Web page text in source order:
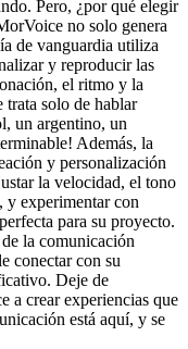
Pero, ¿por qué elegir
no solo genera
de vanguardia utiliza
y reproducir las
el ritmo y la
trata solo de hablar
un argentino, un
Además, la
y personalización
la velocidad, el tono
y experimentar con
para su proyecto.
la comunicación
conectar con su
Deje de
a crear experiencias que
está aquí, y se